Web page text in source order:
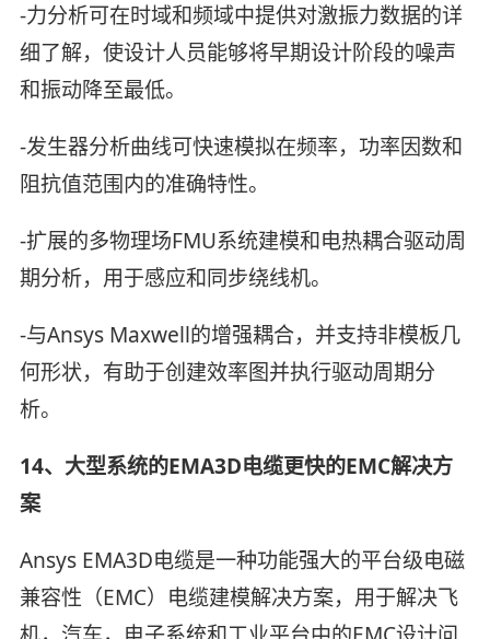
-力分析可在时域和频域中提供对激振力数据的详
细了解，使设计人员能够将早期设计阶段的噪声
和振动降至最低。
-发生器分析曲线可快速模拟在频率，功率因数和
阻抗值范围内的准确特性。
-扩展的多物理场FMU系统建模和电热耦合驱动周
期分析，用于感应和同步绕线机。
-与Ansys Maxwell的增强耦合，并支持非模板几
何形状，有助于创建效率图并执行驱动周期分
析。
14、大型系统的EMA3D电缆更快的EMC解决方
案
Ansys EMA3D电缆是一种功能强大的平台级电磁
兼容性（EMC）电缆建模解决方案，用于解决飞